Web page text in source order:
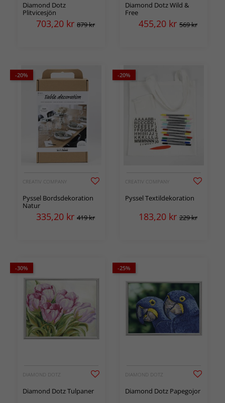
Diamond Dotz
Plitvicesjön
703,20 kr 879 kr
Diamond Dotz Wild &
Free
455,20 kr 569 kr
-20%
CREATIV COMPANY
Pyssel Bordsdekoration
Natur
335,20 kr 419 kr
-20%
CREATIV COMPANY
Pyssel Textildekoration
183,20 kr 229 kr
-30%
DIAMOND DOTZ
Diamond Dotz Tulpaner
-25%
DIAMOND DOTZ
Diamond Dotz Papegojor